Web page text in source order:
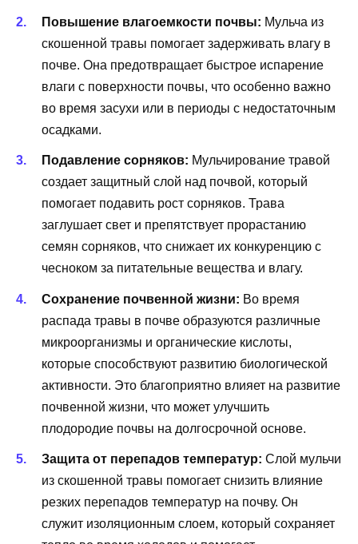
Повышение влагоемкости почвы: Мульча из
скошенной травы помогает задерживать влагу в
почве. Она предотвращает быстрое испарение
влаги с поверхности почвы, что особенно важно
во время засухи или в периоды с недостаточным
осадками.
Подавление сорняков: Мульчирование травой
создает защитный слой над почвой, который
помогает подавить рост сорняков. Трава
заглушает свет и препятствует прорастанию
семян сорняков, что снижает их конкуренцию с
чесноком за питательные вещества и влагу.
Сохранение почвенной жизни: Во время
распада травы в почве образуются различные
микроорганизмы и органические кислоты,
которые способствуют развитию биологической
активности. Это благоприятно влияет на развитие
почвенной жизни, что может улучшить
плодородие почвы на долгосрочной основе.
Защита от перепадов температур: Слой мульчи
из скошенной травы помогает снизить влияние
резких перепадов температур на почву. Он
служит изоляционным слоем, который сохраняет